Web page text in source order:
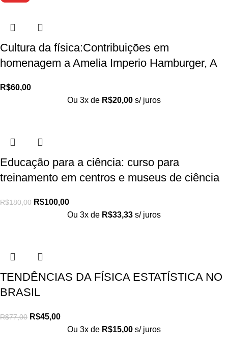
Cultura da física:Contribuições em
homenagem a Amelia Imperio Hamburger, A
R$60,00
Ou 3x de R$20,00 s/ juros
Educação para a ciência: curso para
treinamento em centros e museus de ciência
R$180,00 R$100,00
Ou 3x de R$33,33 s/ juros
TENDÊNCIAS DA FÍSICA ESTATÍSTICA NO
BRASIL
R$77,00 R$45,00
Ou 3x de R$15,00 s/ juros